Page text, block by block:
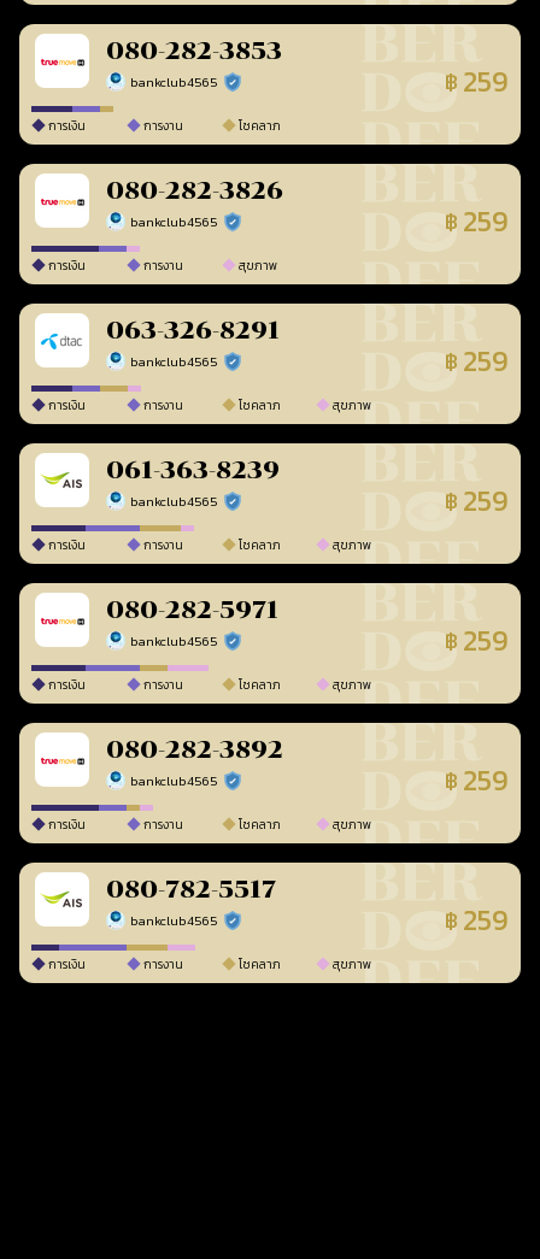
080-282-3853
bankclub4565 ร้านยืนยันแล้ว ฿ 259
การเงิน การงาน โชคลาภ
080-282-3826
bankclub4565 ร้านยืนยันแล้ว ฿ 259
การเงิน การงาน สุขภาพ
063-326-8291
bankclub4565 ร้านยืนยันแล้ว ฿ 259
การเงิน การงาน โชคลาภ สุขภาพ
061-363-8239
bankclub4565 ร้านยืนยันแล้ว ฿ 259
การเงิน การงาน โชคลาภ สุขภาพ
080-282-5971
bankclub4565 ร้านยืนยันแล้ว ฿ 259
การเงิน การงาน โชคลาภ สุขภาพ
080-282-3892
bankclub4565 ร้านยืนยันแล้ว ฿ 259
การเงิน การงาน โชคลาภ สุขภาพ
080-782-5517
bankclub4565 ร้านยืนยันแล้ว ฿ 259
การเงิน การงาน โชคลาภ สุขภาพ